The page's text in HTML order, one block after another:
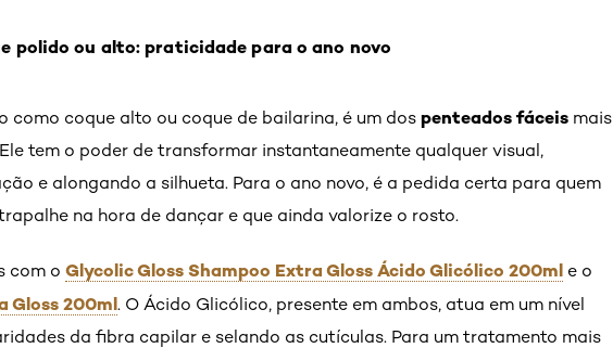
polido ou alto: praticidade para o ano novo
como coque alto ou coque de bailarina, é um dos penteados fáceis mais
tem o poder de transformar instantaneamente qualquer visual,
e alongando a silhueta. Para o ano novo, é a pedida certa para quem
na hora de dançar e que ainda valorize o rosto.
com o Glycolic Gloss Shampoo Extra Gloss Ácido Glicólico 200ml e o
Gloss 200ml. O Ácido Glicólico, presente em ambos, atua em um nível
da fibra capilar e selando as cutículas. Para um tratamento mais